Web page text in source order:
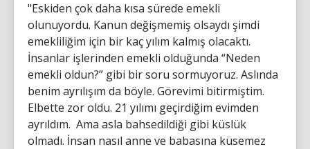
"Eskiden çok daha kısa sürede emekli
olunuyordu. Kanun değişmemiş olsaydı şimdi
emekliliğim için bir kaç yılım kalmış olacaktı.
İnsanlar işlerinden emekli olduğunda “Neden
emekli oldun?” gibi bir soru sormuyoruz. Aslında
benim ayrılışım da böyle. Görevimi bitirmiştim.
Elbette zor oldu. 21 yılımı geçirdiğim evimden
ayrıldım. Ama asla bahsedildiği gibi küslük
olmadı. İnsan nasıl anne ve babasına küsemez